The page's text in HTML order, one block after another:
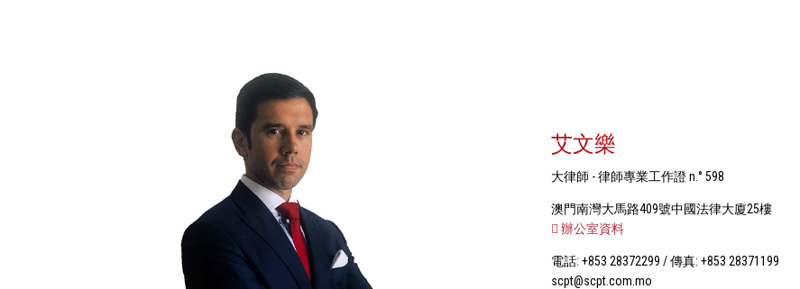
艾文樂
大律師 - 律師專業工作證 n.° 598
澳門南灣大馬路409號中國法律大廈25樓
辦公室資料
電話: +853 28372299 / 傳真: +853 28371199
scpt@scpt.com.mo